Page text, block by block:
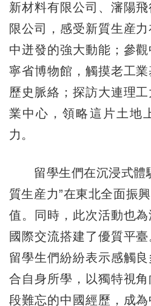
新材料有限公司、瀋陽
限公司，感受新質生産
中迸發的強大動能；參
寧省博物館，觸摸老工
歷史脈絡；探訪大連理
業中心，領略這片土地
力。
留學生們在沉浸式體
質生産力”在東北全面振
值。同時，此次活動也
國際交流搭建了優質平
留學生們紛紛表示感觸
合自身所學，以獨特視
段難忘的中國經歷，成